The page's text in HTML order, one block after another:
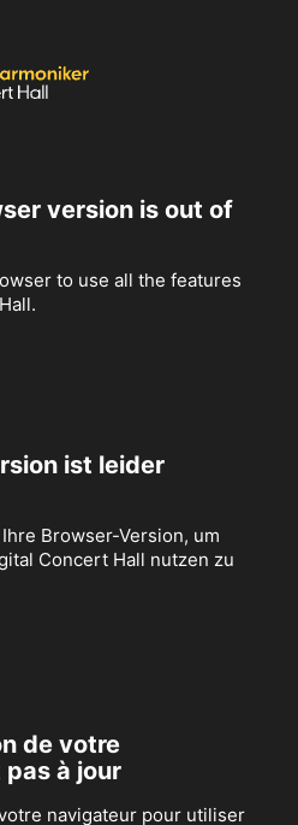
version is out of
to use all the features
ist leider
Browser-Version, um
Concert Hall nutzen zu
de votre
pas à jour
navigateur pour utiliser